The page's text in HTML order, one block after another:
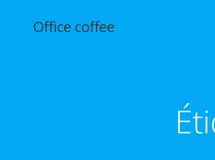
contenuOffice coffee